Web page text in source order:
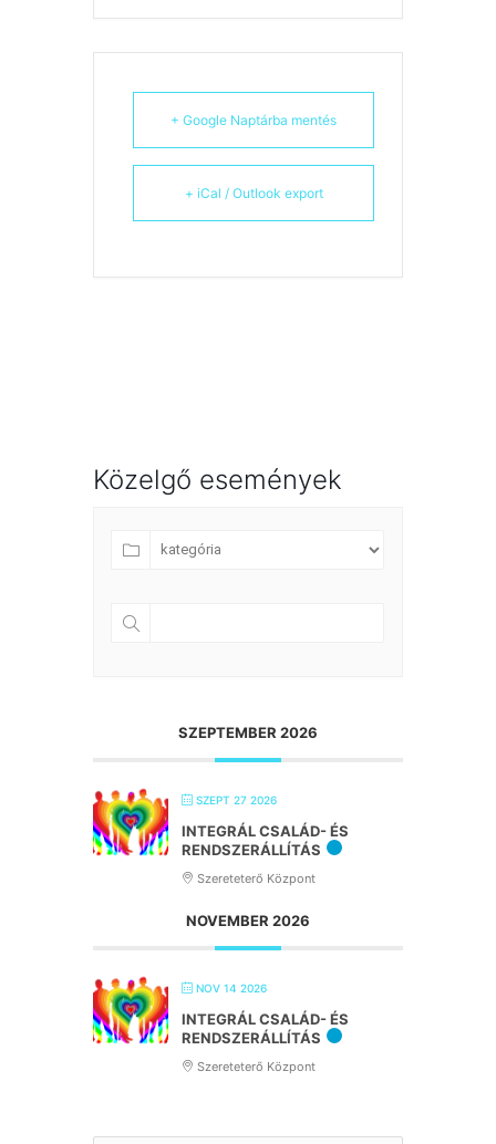
+ Google Naptárba mentés
+ iCal / Outlook export
Közelgő események
SZEPTEMBER 2026
SZEPT 27 2026
INTEGRÁL CSALÁD- ÉS
RENDSZERÁLLÍTÁS
Szereteterő Központ
NOVEMBER 2026
NOV 14 2026
INTEGRÁL CSALÁD- ÉS
RENDSZERÁLLÍTÁS
Szereteterő Központ